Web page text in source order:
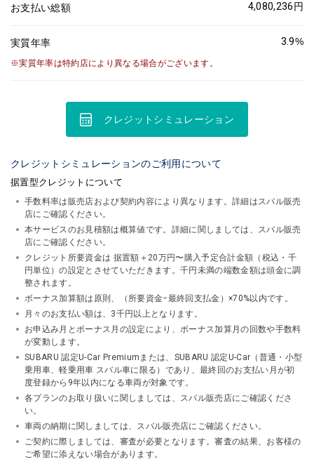
お支払い総額 4,080,236円
実質年率 3.9%
実質年率は特約店により異なる場合がございます。
クレジットシミュレーション
クレジットシミュレーションのご利用について
据置型クレジットについて
手数料率は販売店および契約内容により異なります。詳細はスバル販売
店にご確認ください。
本サービスのお見積額は概算値です。詳細に関しましては、スバル販売
店にご確認ください。
クレジット所要資金は 据置額＋20万円〜購入予定合計金額（税込・千
円単位）の設定とさせていただきます。千円未満の端数金額は頭金に調
整されます。
ボーナス加算額は原則、（所要資金−最終回支払金）×70%以内です。
月々のお支払い額は、3千円以上となります。
お申込み月とボーナス月の設定により、ボーナス加算月の回数や手数料
が変動します。
SUBARU 認定U-Car Premiumまたは、SUBARU 認定U-Car（普通・小型
乗用車、軽乗用車 スバル車に限る）であり、最終回のお支払い月が初
度登録から9年以内になる車両が対象です。
各プランのお取り扱いに関しましては、スバル販売店にご確認くださ
い。
車両の納期に関しましては、スバル販売店にご確認ください。
ご契約に際しましては、審査が必要となります。審査の結果、お客様の
ご希望に添えない場合があります。